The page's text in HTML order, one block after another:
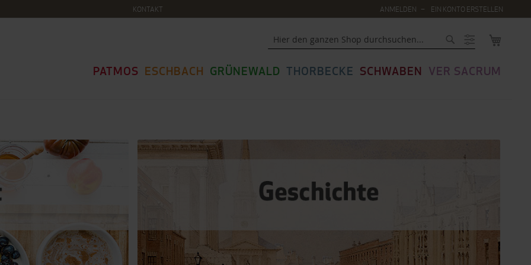
KONTAKT ANMELDEN EIN KONTO ERSTELLEN
PATMOS ESCHBACH GRÜNEWALD THORBECKE SCHWABEN VER SACRUM